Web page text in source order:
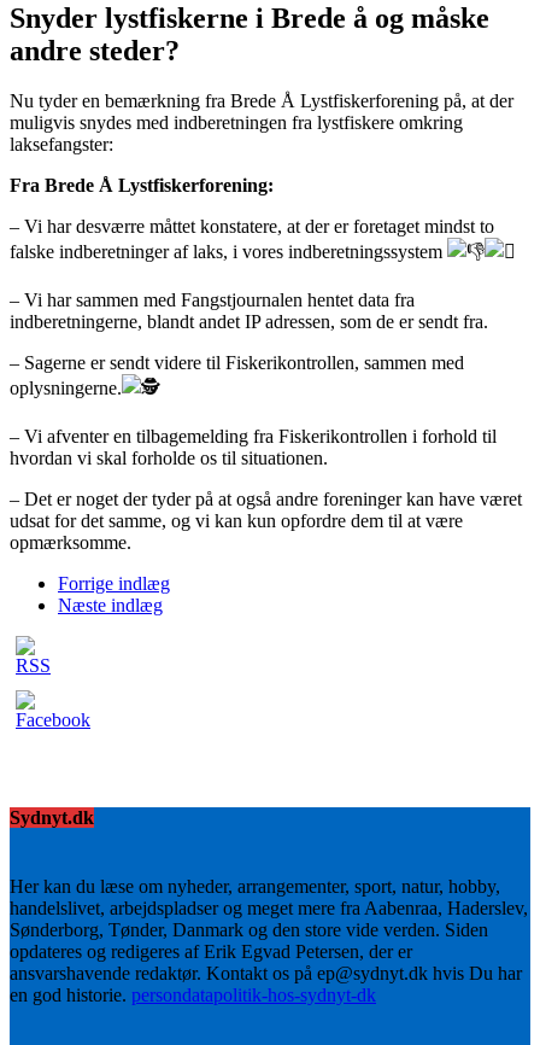
Snyder lystfiskerne i Brede å og måske
andre steder?
Nu tyder en bemærkning fra Brede Å Lystfiskerforening på, at der
muligvis snydes med indberetningen fra lystfiskere omkring
laksefangster:
Fra Brede Å Lystfiskerforening:
– Vi har desværre måttet konstatere, at der er foretaget mindst to
falske indberetninger af laks, i vores indberetningssystem
– Vi har sammen med Fangstjournalen hentet data fra
indberetningerne, blandt andet IP adressen, som de er sendt fra.
– Sagerne er sendt videre til Fiskerikontrollen, sammen med
oplysningerne.
– Vi afventer en tilbagemelding fra Fiskerikontrollen i forhold til
hvordan vi skal forholde os til situationen.
– Det er noget der tyder på at også andre foreninger kan have været
udsat for det samme, og vi kan kun opfordre dem til at være
opmærksomme.
Forrige indlæg
Næste indlæg
Sydnyt.dk
Her kan du læse om nyheder, arrangementer, sport, natur, hobby,
handelslivet, arbejdspladser og meget mere fra Aabenraa, Haderslev,
Sønderborg, Tønder, Danmark og den store vide verden. Siden
opdateres og redigeres af Erik Egvad Petersen, der er
ansvarshavende redaktør. Kontakt os på ep@sydnyt.dk hvis Du har
en god historie. persondatapolitik-hos-sydnyt-dk